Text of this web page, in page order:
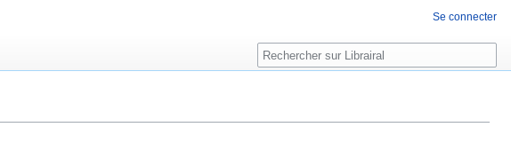
Se connecter
Rechercher